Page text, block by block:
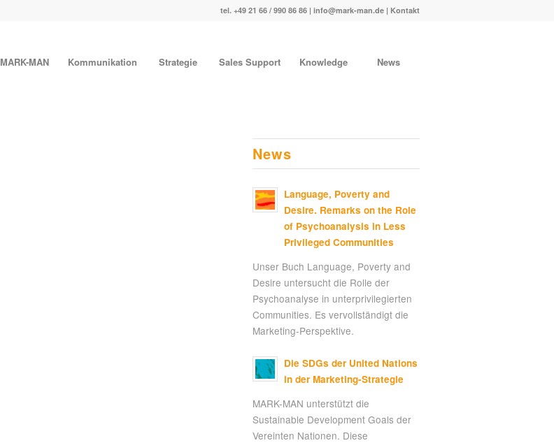
tel. +49 21 66 / 990 86 86 | info@mark-man.de | Kontakt
MARK-MAN Kommunikation Strategie Sales Support Knowledge News
News
Language, Poverty and
Desire. Remarks on the Role
of Psychoanalysis in Less
Privileged Communities
Unser Buch Language, Poverty and
Desire untersucht die Rolle der
Psychoanalyse in unterprivilegierten
Communities. Es vervollständigt die
Marketing-Perspektive.
Die SDGs der United Nations
in der Marketing-Strategie
MARK-MAN unterstützt die
Sustainable Development Goals der
Vereinten Nationen. Diese